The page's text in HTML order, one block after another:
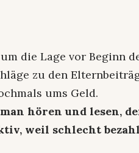
die Lage vor Beginn
zu den
ums Geld.
hören und lesen,
weil schlecht